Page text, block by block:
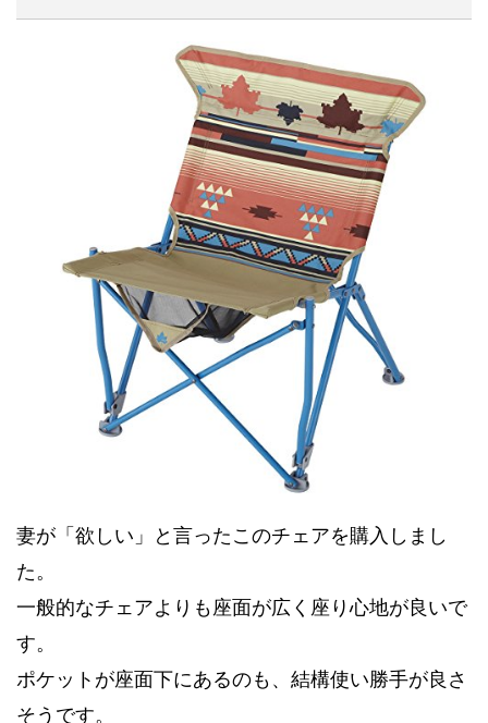
妻が「欲しい」と言ったこのチェアを購入しまし
た。
一般的なチェアよりも座面が広く座り心地が良いで
す。
ポケットが座面下にあるのも、結構使い勝手が良さ
そうです。